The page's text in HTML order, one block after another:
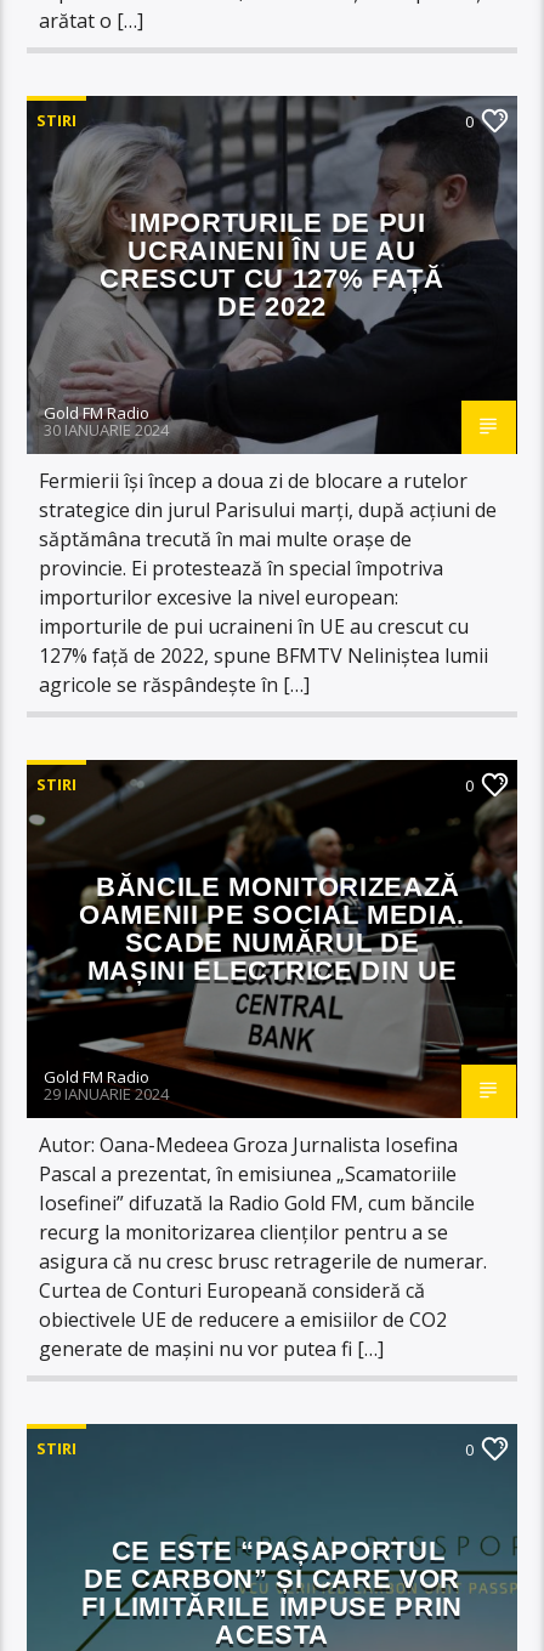
arătat o […]
STIRI 0
IMPORTURILE DE PUI
UCRAINENI ÎN UE AU
CRESCUT CU 127% FAȚĂ
DE 2022
Gold FM Radio
30 IANUARIE 2024
Fermierii își încep a doua zi de blocare a rutelor
strategice din jurul Parisului marți, după acțiuni de
săptămâna trecută în mai multe orașe de
provincie. Ei protestează în special împotriva
importurilor excesive la nivel european:
importurile de pui ucraineni în UE au crescut cu
127% față de 2022, spune BFMTV Neliniștea lumii
agricole se răspândește în […]
STIRI 0
BĂNCILE MONITORIZEAZĂ
OAMENII PE SOCIAL MEDIA.
SCADE NUMĂRUL DE
MAȘINI ELECTRICE DIN UE
Gold FM Radio
29 IANUARIE 2024
Autor: Oana-Medeea Groza Jurnalista Iosefina
Pascal a prezentat, în emisiunea „Scamatoriile
Iosefinei” difuzată la Radio Gold FM, cum băncile
recurg la monitorizarea clienților pentru a se
asigura că nu cresc brusc retragerile de numerar.
Curtea de Conturi Europeană consideră că
obiectivele UE de reducere a emisiilor de CO2
generate de mașini nu vor putea fi […]
STIRI 0
CE ESTE “PAȘAPORTUL
DE CARBON” ȘI CARE VOR
FI LIMITĂRILE IMPUSE PRIN
ACESTA